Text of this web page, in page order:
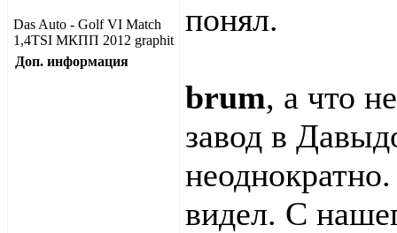
Das Auto - Golf VI Match
1,4TSI МКПП 2012 graphit
Доп. информация
понял.
brum, а что
завод в
видел. С